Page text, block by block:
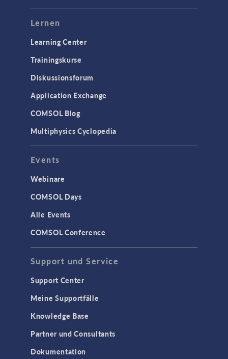
Lernen
Learning Center
Trainingskurse
Diskussionsforum
Application Exchange
COMSOL Blog
Multiphysics Cyclopedia
Events
Webinare
COMSOL Days
Alle Events
COMSOL Conference
Support und Service
Support Center
Meine Supportfälle
Knowledge Base
Partner und Consultants
Dokumentation